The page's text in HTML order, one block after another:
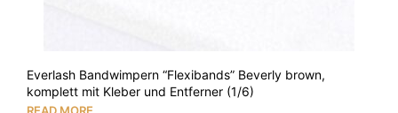
Everlash Bandwimpern “Flexibands” Beverly brown,
komplett mit Kleber und Entferner (1/6)